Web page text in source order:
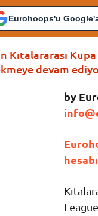
Eurohoops'u
Kıtalararası
devam
by